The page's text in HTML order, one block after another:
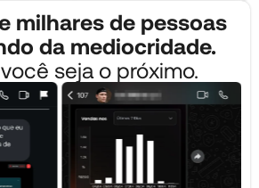
milhares de pessoas
da mediocridade.
seja o próximo.